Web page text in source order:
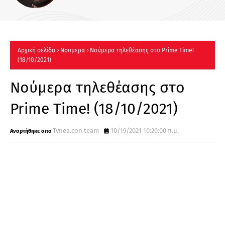
Αρχική σελίδα Νουμερα
Νούμερα τηλεθέασης στo Prime Time!
(18/10/2021)
Νούμερα τηλεθέασης στo
Prime Time! (18/10/2021)
Tvnea.con team 10/19/2021 10:20:00 π.μ.